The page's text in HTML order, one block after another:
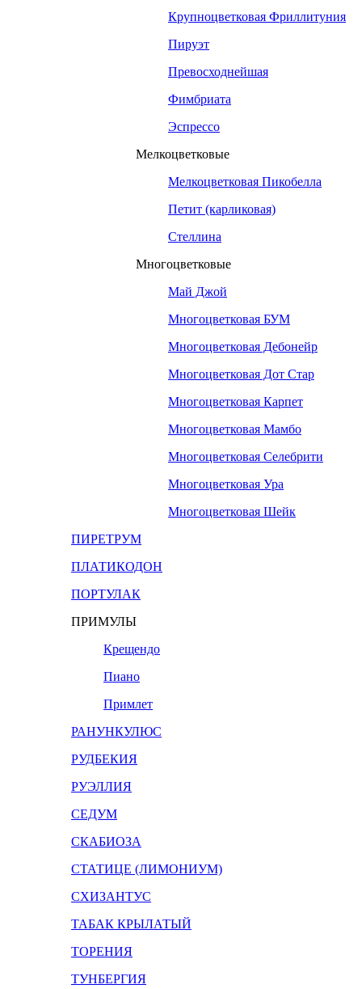
Крупноцветковая Фриллитуния
Пируэт
Превосходнейшая
Фимбриата
Эспрессо
Мелкоцветковые
Мелкоцветковая Пикобелла
Петит (карликовая)
Стеллина
Многоцветковые
Май Джой
Многоцветковая БУМ
Многоцветковая Дебонейр
Многоцветковая Дот Стар
Многоцветковая Карпет
Многоцветковая Мамбо
Многоцветковая Селебрити
Многоцветковая Ура
Многоцветковая Шейк
ПИРЕТРУМ
ПЛАТИКОДОН
ПОРТУЛАК
ПРИМУЛЫ
Крещендо
Пиано
Примлет
РАНУНКУЛЮС
РУДБЕКИЯ
РУЭЛЛИЯ
СЕДУМ
СКАБИОЗА
СТАТИЦЕ (ЛИМОНИУМ)
СХИЗАНТУС
ТАБАК КРЫЛАТЫЙ
ТОРЕНИЯ
ТУНБЕРГИЯ